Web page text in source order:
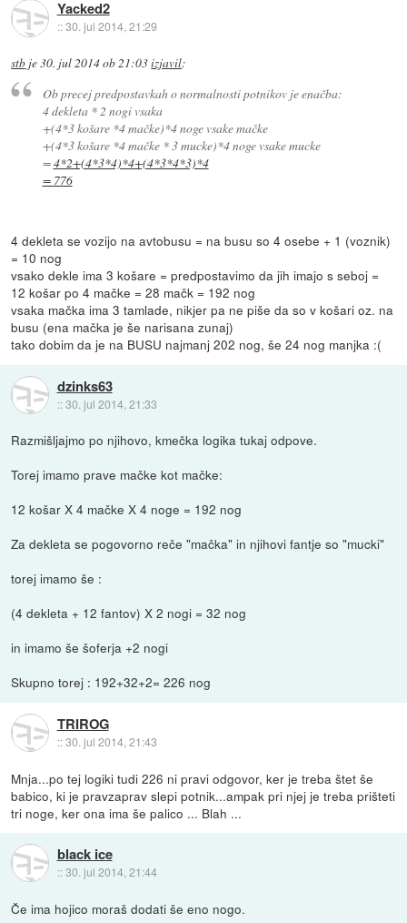
Yacked2
::30. jul 2014, 21:29
stb je30. jul 2014 ob 21:03izjavil:
Ob precej predpostavkah o normalnosti potnikov je enačba:
4 dekleta * 2 nogi vsaka
+(4*3 košare *4 mačke)*4 noge vsake mačke
+(4*3 košare *4 mačke * 3 mucke)*4 noge vsake mucke
=4*2+(4*3*4)*4+(4*3*4*3)*4
= 776
4 dekleta se vozijo na avtobusu = na busu so 4 osebe + 1 (voznik)
= 10 nog
vsako dekle ima 3 košare = predpostavimo da jih imajo s seboj =
12 košar po 4 mačke = 28 mačk = 192 nog
vsaka mačka ima 3 tamlade, nikjer pa ne piše da so v košari oz. na
busu (ena mačka je še narisana zunaj)
tako dobim da je na BUSU najmanj 202 nog, še 24 nog manjka :(
dzinks63
::30. jul 2014, 21:33
Razmišljajmo po njihovo, kmečka logika tukaj odpove.
Torej imamo prave mačke kot mačke:
12 košar X 4 mačke X 4 noge = 192 nog
Za dekleta se pogovorno reče "mačka" in njihovi fantje so "mucki"
torej imamo še :
(4 dekleta + 12 fantov) X 2 nogi = 32 nog
in imamo še šoferja +2 nogi
Skupno torej : 192+32+2= 226 nog
TRIROG
::30. jul 2014, 21:43
Mnja...po tej logiki tudi 226 ni pravi odgovor, ker je treba štet še
babico, ki je pravzaprav slepi potnik...ampak pri njej je treba prišteti
tri noge, ker ona ima še palico ... Blah ...
black ice
::30. jul 2014, 21:44
Če ima hojico moraš dodati še eno nogo.